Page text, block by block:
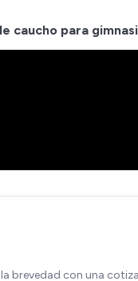
caucho para
brevedad con una